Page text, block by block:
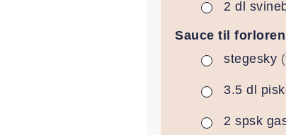
▢
2 dl
Sauce til
▢
stegesky
▢
3.5 dl
▢
2 spsk